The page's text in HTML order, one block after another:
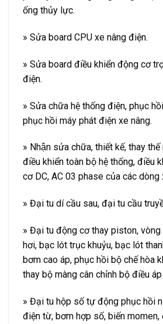
ống thủy lực.
» Sửa board CPU xe nâng điện.
» Sửa board điều khiển động cơ
điện.
» Sửa chữa hệ thống điện, phục
phục hồi máy phát điện xe nâng.
» Nhận sửa chữa, thiết kế, thay
điều khiển toàn bộ hệ thống, điều
cơ DC, AC 03 phase của các dòng
» Đại tu dí cầu sau, đại tu cầu
» Đại tu động cơ thay piston,
hơi, bạc lót trục khuỷu, bạc lót
bơm cao áp, phục hồi bộ chế hòa
thay bộ màng cân chỉnh bộ điều
» Đại tu hộp số tự động phục hồi
điện từ, bơm hợp số, biến